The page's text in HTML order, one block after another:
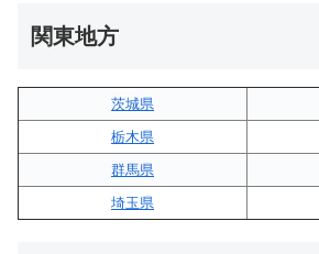
関東地方
茨城県
栃木県
群馬県
埼玉県